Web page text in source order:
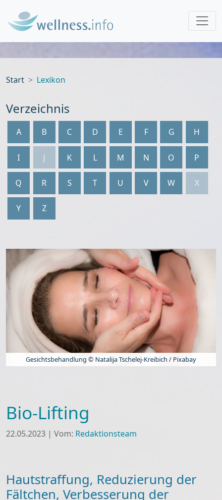
Start Lexikon
Verzeichnis
A B C D E F G H
I J K L M N O P
Q R S T U V W X
Y Z
Gesichtsbehandlung © Natalija Tschelej-Kreibich / Pixabay
Bio-Lifting
22.05.2023 | Vom: Redaktionsteam
Hautstraffung, Reduzierung der
Fältchen, Verbesserung der